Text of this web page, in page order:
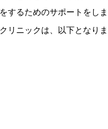
るためのサポートをしま
ニックは、以下となりま